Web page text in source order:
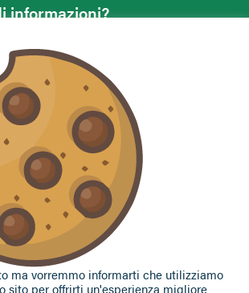
informazioni?
ricevere assistenza, lasciare un
informazioni?
ma vorremmo informarti che utilizziamo
sito per offrirti un'esperienza migliore